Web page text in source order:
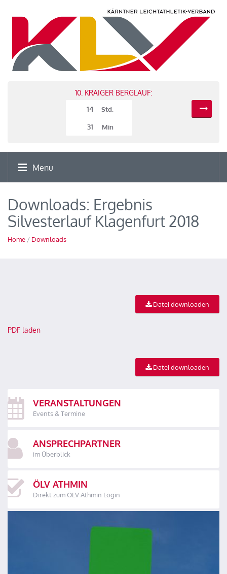
10. KRAIGER BERGLAUF:
14
Std.
31 Min
Menu
Downloads: Ergebnis
Silvesterlauf Klagenfurt 2018
Home / Downloads
Datei downloaden
PDF laden
Datei downloaden
VERANSTALTUNGEN
Events & Termine
ANSPRECHPARTNER
im Überblick
ÖLV ATHMIN
Direkt zum ÖLV Athmin Login